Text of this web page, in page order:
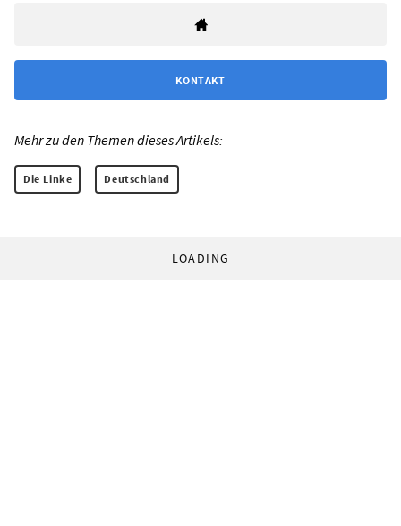
KONTAKT
Mehr zu den Themen dieses Artikels:
Die Linke Deutschland
LOADING